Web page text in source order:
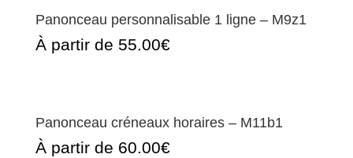
Panonceau personnalisable 1 ligne – M9z1
À partir de 55.00€
Panonceau créneaux horaires – M11b1
À partir de 60.00€